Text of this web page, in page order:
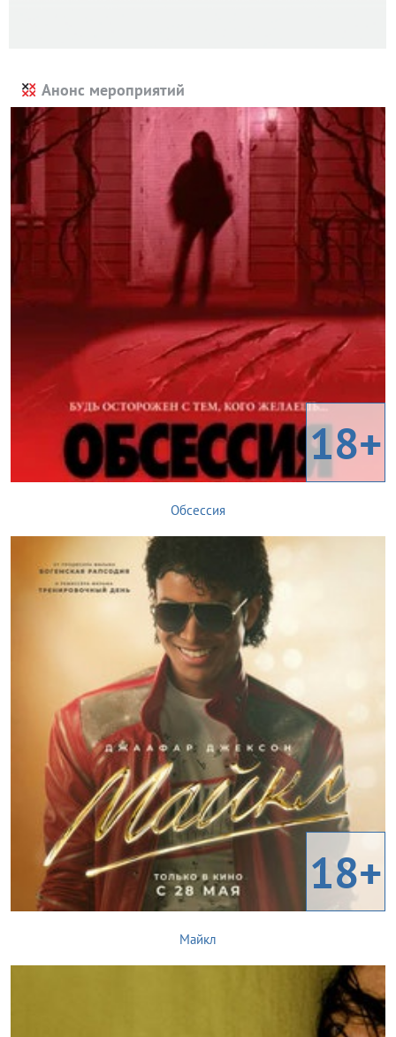
Анонс мероприятий
18+
Обсессия
18+
Майкл